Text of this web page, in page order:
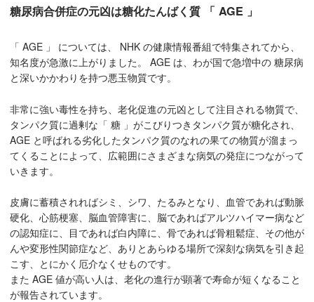
糖尿病合併症の元凶は糖化たんばく質 「 AGE 」
「 AGE 」 については、 NHK の健康情報番組で特集されてから、
知名度が急激に上がりました。 AGE は、わが国で急増中の 糖尿病
と深いかかわりを持つ悪玉物質です。
非常に強い毒性を持ち、老化促進の元凶として注目される物質で、
タンパク質に過剰な「 糖 」がこびりつきタンパク質が糖化され、
AGE と呼ばれる劣化したタンパク質のなれの果ての物質が溜まっ
てくることによって、広範囲にさまざまな病気の発症につながって
いきます。
皮膚に蓄積されればシミ、シワ、たるみとなり、血管であれば動脈
硬化、心筋梗塞、脳血管障害に、脳であればアルツハイマー病など
の認知症に、目であれば白内障に、骨であれば骨粗鬆症、その他が
んや変形性関節症など、ありとあらゆる場所で深刻な病気を引き起
こす、とにかく厄介なくせものです。
また AGE 値が高い人は、老化の進行が顕著で寿命が短くなること
が報告されています。